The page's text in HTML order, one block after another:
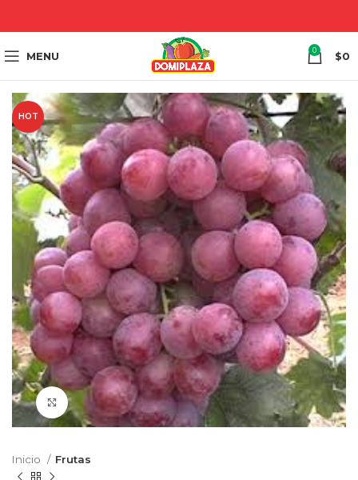
MENU 0 $0
HOT
Click to enlarge
Inicio Frutas